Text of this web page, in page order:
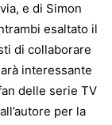
e di Simon
esaltato il
di collaborare
interessante
delle serie TV
per la